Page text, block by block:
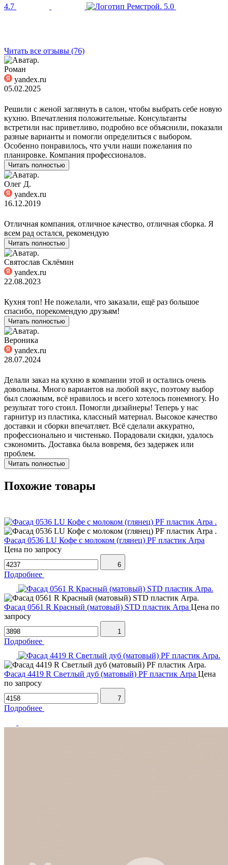
4.7 5.0
Читать все отзывы (76)
Роман
yandex.ru
05.02.2025
Решили с женой заглянуть в салон, чтобы выбрать себе новую
кухню. Впечатления положительные. Консультанты
встретили нас приветливо, подробно все объяснили, показали
разные варианты и помогли определиться с выбором.
Особенно понравилось, что учли наши пожелания по
планировке. Компания профессионалов.
Читать полностью
Олег Д.
yandex.ru
16.12.2019
Отличная компания, отличное качество, отличная сборка. Я
всем рад остался, рекомендую
Читать полностью
Святослав Склёмин
yandex.ru
22.08.2023
Кухня топ! Не пожелали, что заказали, ещё раз большое
спасибо, порекомендую друзьям!
Читать полностью
Вероника
yandex.ru
28.07.2024
Делали заказ на кухню в компании этой и остались очень
довольны. Много вариантов на любой вкус, поэтому выбор
был сложным, всё нравилось и всего хотелось понемногу. Но
результат того стоил. Помогли дизайнеры! Теперь у нас
гарнитур из пластика, классный материал. Высокое качество
доставки и сборки впечатляет. Всё сделали аккуратно,
профессионально и чистенько. Порадовали скидки, удалось
сэкономить. Доставка была вовремя, без задержек или
проблем.
Читать полностью
Похожие товары
Фасад 0536 LU Кофе с молоком (глянец) PF пластик Arpa
Цена по запросу
6
Подробнее
Фасад 0561 R Красный (матовый) STD пластик Arpa Цена по
запросу
1
Подробнее
Фасад 4419 R Светлый дуб (матовый) PF пластик Arpa Цена
по запросу
7
Подробнее